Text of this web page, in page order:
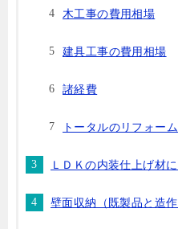
木工事の費用相場
建具工事の費用相場
諸経費
トータルのリフォー
ＬＤＫの内装仕上げ材
壁面収納（既製品と造